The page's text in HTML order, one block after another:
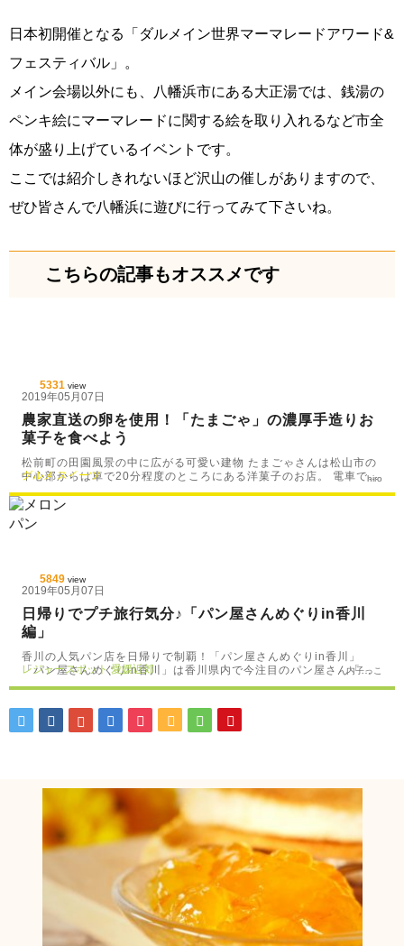
日本初開催となる「ダルメイン世界マーマレードアワード&
フェスティバル」。
メイン会場以外にも、八幡浜市にある大正湯では、銭湯の
ペンキ絵にマーマレードに関する絵を取り入れるなど市全
体が盛り上げているイベントです。
ここでは紹介しきれないほど沢山の催しがありますので、
ぜひ皆さんで八幡浜に遊びに行ってみて下さいね。
こちらの記事もオススメです
5331 view
2019年05月07日
農家直送の卵を使用！「たまごゃ」の濃厚手造りお
菓子を食べよう
松前町の田園風景の中に広がる可愛い建物 たまごゃさんは松山市の
中心部からは車で20分程度のところにある洋菓子のお店。 電車で…
グルメ スイーツ hiro
5849 view
2019年05月07日
日帰りでプチ旅行気分♪「パン屋さんめぐりin香川
編」
香川の人気パン店を日帰りで制覇！「パン屋さんめぐりin香川」
「パン屋さんめぐりin香川」は香川県内で今注目のパン屋さん「…
レジャースポット 愛媛近郊 内子っこ